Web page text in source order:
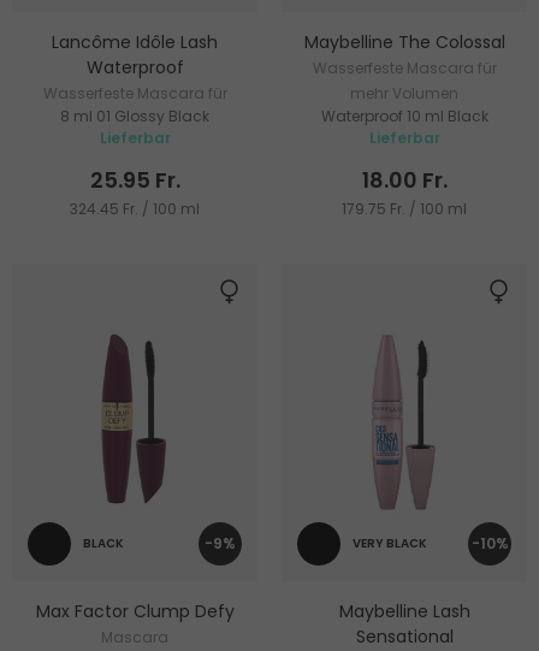
Lancôme Idôle Lash
Waterproof
Wasserfeste Mascara für
Volumen
8 ml 01 Glossy Black
Lieferbar
25.95 Fr.
324.45 Fr. / 100 ml
Maybelline The Colossal
Wasserfeste Mascara für
mehr Volumen
Waterproof 10 ml Black
Lieferbar
18.00 Fr.
179.75 Fr. / 100 ml
-9%
BLACK
Max Factor Clump Defy
Mascara
-10%
VERY BLACK
Maybelline Lash
Sensational